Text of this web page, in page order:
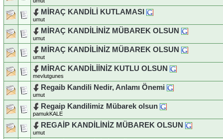
MİRAÇ KANDİLİ KUTLAMASI
umut
MİRAÇ KANDİLİNİZ MÜBAREK OLSUN
umut
MİRAÇ KANDİLİNİZ MÜBAREK OLSUN
umut
MİRAC KANDİLİİNİZ KUTLU OLSUN
mevlutgunes
Regaib Kandili Nedir, Anlamı Önemi
umut
Regaip Kandilimiz Mübarek olsun
pamukKALE
REGAİP KANDİLİNİZ MÜBAREK OLSUN
umut